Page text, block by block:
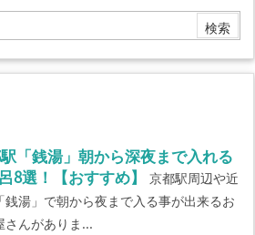
「銭湯」朝から深夜まで入れる
8選！【おすすめ】
京都駅周辺や近
銭湯」で朝から夜まで入る事が出来るお
さんがありま...